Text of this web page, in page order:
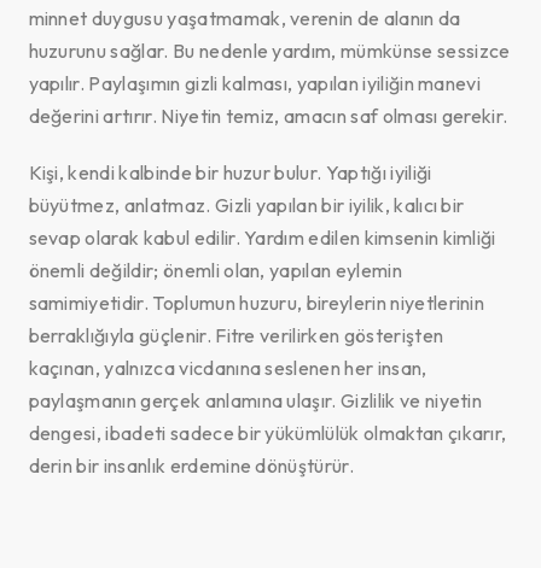
minnet duygusu yaşatmamak, verenin de alanın da
huzurunu sağlar. Bu nedenle yardım, mümkünse sessizce
yapılır. Paylaşımın gizli kalması, yapılan iyiliğin manevi
değerini artırır. Niyetin temiz, amacın saf olması gerekir.
Kişi, kendi kalbinde bir huzur bulur. Yaptığı iyiliği
büyütmez, anlatmaz. Gizli yapılan bir iyilik, kalıcı bir
sevap olarak kabul edilir. Yardım edilen kimsenin kimliği
önemli değildir; önemli olan, yapılan eylemin
samimiyetidir. Toplumun huzuru, bireylerin niyetlerinin
berraklığıyla güçlenir. Fitre verilirken gösterişten
kaçınan, yalnızca vicdanına seslenen her insan,
paylaşmanın gerçek anlamına ulaşır. Gizlilik ve niyetin
dengesi, ibadeti sadece bir yükümlülük olmaktan çıkarır,
derin bir insanlık erdemine dönüştürür.